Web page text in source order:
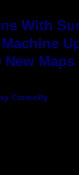
With
New Maps
Connolly